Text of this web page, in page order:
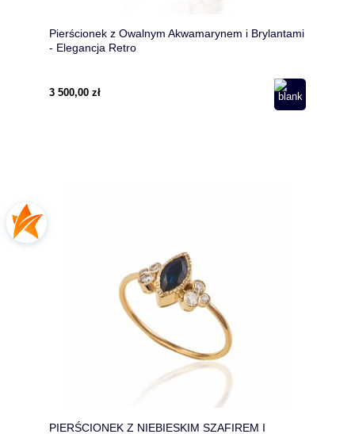
Pierścionek z Owalnym Akwamarynem i Brylantami
- Elegancja Retro
3 500,00 zł
PIERŚCIONEK Z NIEBIESKIM SZAFIREM I